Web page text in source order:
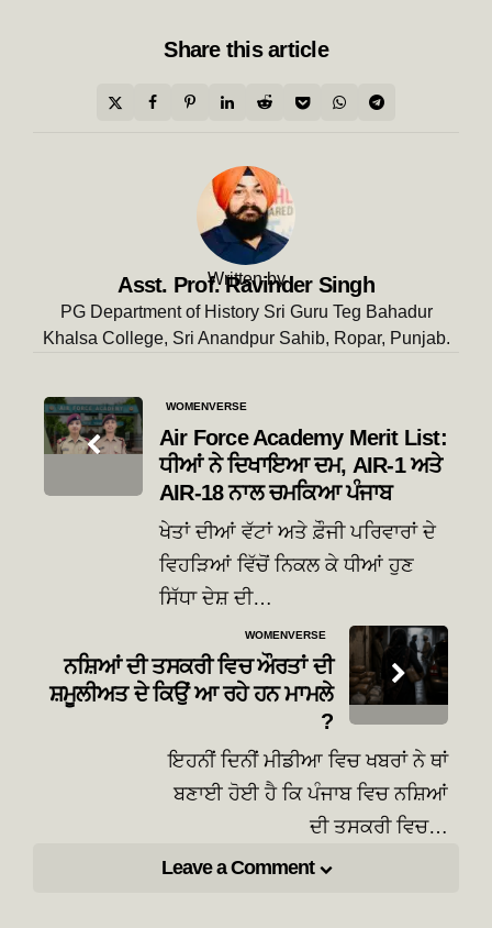
Share this article
Written by
Asst. Prof. Ravinder Singh
PG Department of History Sri Guru Teg Bahadur
Khalsa College, Sri Anandpur Sahib, Ropar, Punjab.
Post
navigation
WOMENVERSE
Air Force Academy Merit List:
ਧੀਆਂ ਨੇ ਦਿਖਾਇਆ ਦਮ, AIR-1 ਅਤੇ
AIR-18 ਨਾਲ ਚਮਕਿਆ ਪੰਜਾਬ
ਖੇਤਾਂ ਦੀਆਂ ਵੱਟਾਂ ਅਤੇ ਫ਼ੌਜੀ ਪਰਿਵਾਰਾਂ ਦੇ
ਵਿਹੜਿਆਂ ਵਿੱਚੋਂ ਨਿਕਲ ਕੇ ਧੀਆਂ ਹੁਣ
ਸਿੱਧਾ ਦੇਸ਼ ਦੀ…
WOMENVERSE
ਨਸ਼ਿਆਂ ਦੀ ਤਸਕਰੀ ਵਿਚ ਔਰਤਾਂ ਦੀ
ਸ਼ਮੂਲੀਅਤ ਦੇ ਕਿਉਂ ਆ ਰਹੇ ਹਨ ਮਾਮਲੇ
?
ਇਹਨੀਂ ਦਿਨੀਂ ਮੀਡੀਆ ਵਿਚ ਖਬਰਾਂ ਨੇ ਥਾਂ
ਬਣਾਈ ਹੋਈ ਹੈ ਕਿ ਪੰਜਾਬ ਵਿਚ ਨਸ਼ਿਆਂ
ਦੀ ਤਸਕਰੀ ਵਿਚ…
Leave a Comment